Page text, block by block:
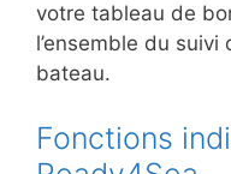
votre tableau de
l’ensemble du suivi
bateau.
Fonctions